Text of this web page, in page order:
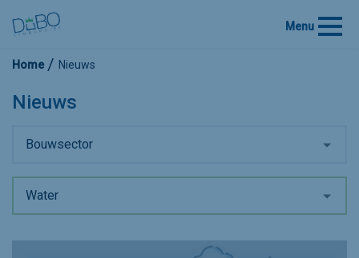
Menu
Home Nieuws
Nieuws
Bouwsector
Water